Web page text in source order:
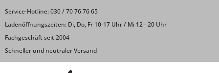
Service-Hotline: 030 / 70 76 76 65
Ladenöffnungszeiten: Di, Do, Fr 10-17 Uhr / Mi 12 - 20 Uhr
Fachgeschäft seit 2004
Schneller und neutraler Versand